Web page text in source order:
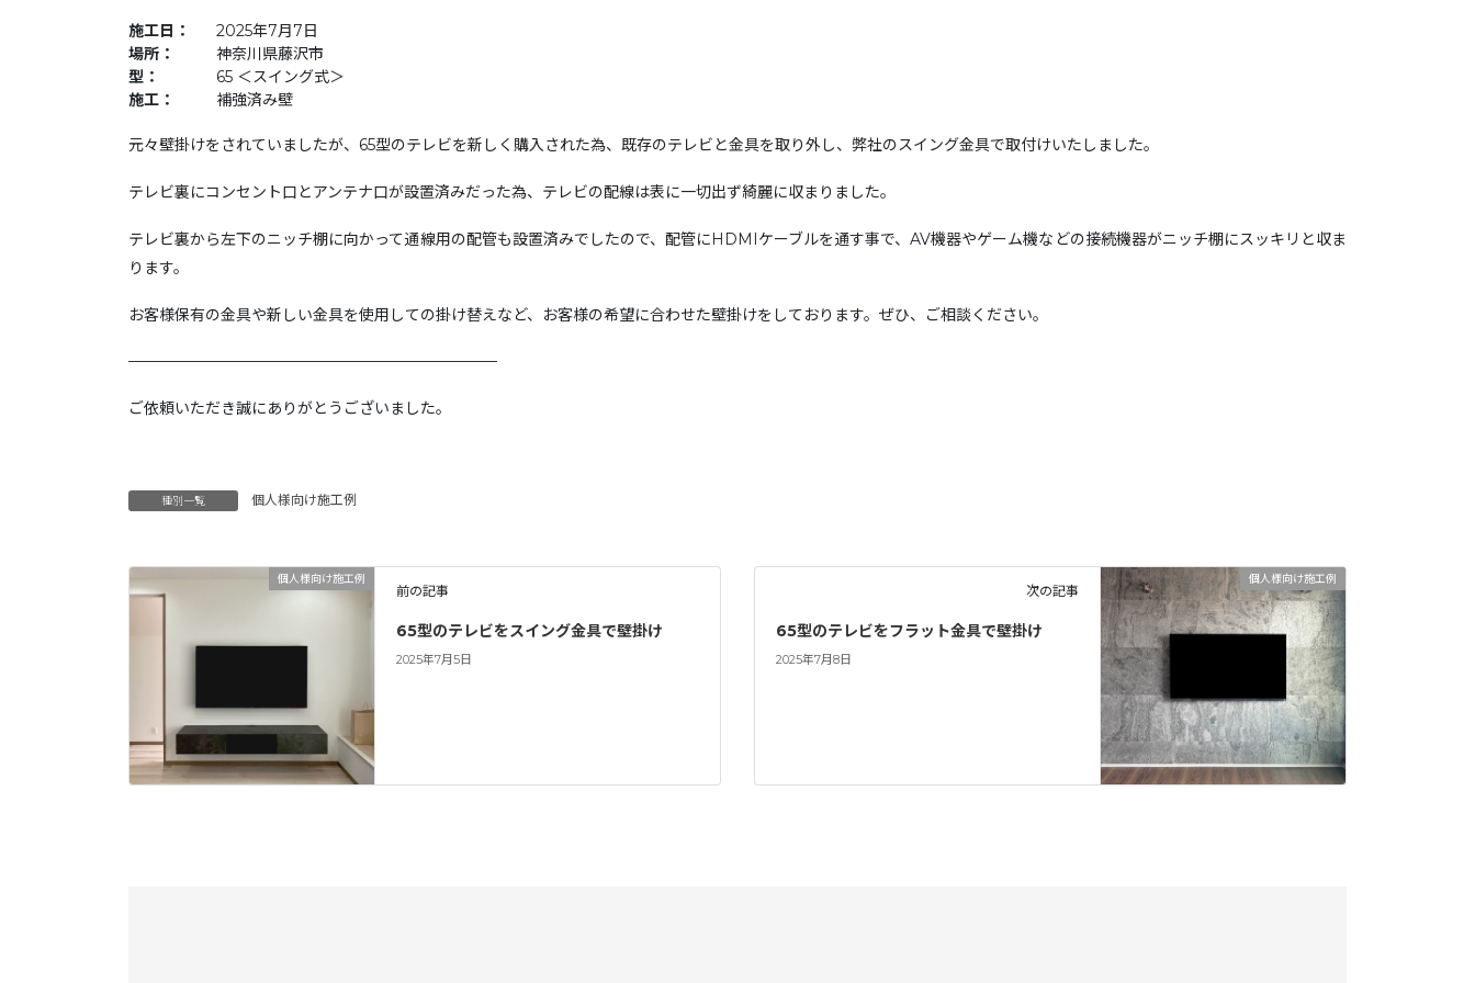
施工日：
2025年7月7日
場所：
神奈川県藤沢市
型：
65 ＜スイング式＞
施工：
補強済み壁
元々壁掛けをされていましたが、65型のテレビを新しく購入された為、既存のテレビと金具を取り外し、弊社のスイング金具で取付けいたしました。
テレビ裏にコンセント口とアンテナ口が設置済みだった為、テレビの配線は表に一切出ず綺麗に収まりました。
テレビ裏から左下のニッチ棚に向かって通線用の配管も設置済みでしたので、配管にHDMIケーブルを通す事で、AV機器やゲーム機などの接続機器がニッチ棚にスッキリと収ま
ります。
お客様保有の金具や新しい金具を使用しての掛け替えなど、お客様の希望に合わせた壁掛けをしております。ぜひ、ご相談ください。
————————————————————————
ご依頼いただき誠にありがとうございました。
種別一覧 個人様向け施工例
個人様向け施工例
前の記事
65型のテレビをスイング金具で壁掛け
2025年7月5日
個人様向け施工例
次の記事
65型のテレビをフラット金具で壁掛け
2025年7月8日